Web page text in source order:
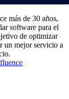
más de 30 años,
software para el
de optimizar
un mejor servicio a